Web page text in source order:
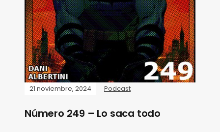
21 noviembre, 2024 Podcast
Número 249 – Lo saca todo